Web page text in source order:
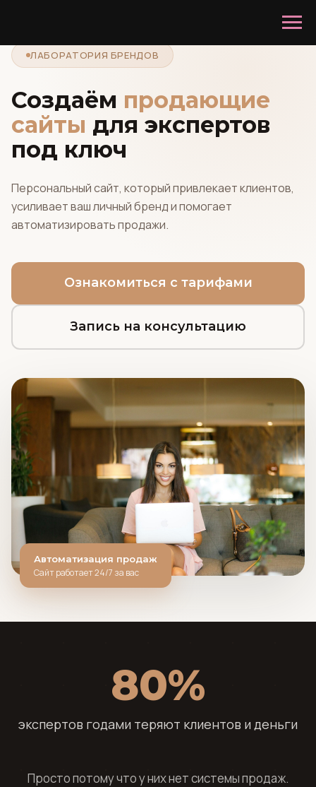
ЛАБОРАТОРИЯ БРЕНДОВ
Создаём продающие
сайты для экспертов
под ключ
Персональный сайт, который привлекает клиентов,
усиливает ваш личный бренд и помогает
автоматизировать продажи.
Ознакомиться с тарифами
Запись на консультацию
Автоматизация продаж
Сайт работает 24/7 за вас
80%
экспертов годами теряют клиентов и деньги
Просто потому что у них нет системы продаж.